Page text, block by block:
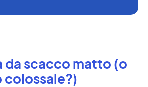
da scacco matto (o
colossale?)